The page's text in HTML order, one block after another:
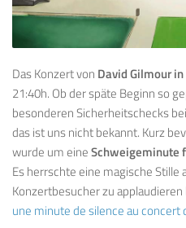
Das Konzert von David Gilmour
21:40h. Ob der späte Beginn so
besonderen Sicherheitschecks
das ist uns nicht bekannt. Kurz
wurde um eineSchweigeminute
Es herrschte eine magische Stille
Konzertbesucher zu
une minute de silence au concert